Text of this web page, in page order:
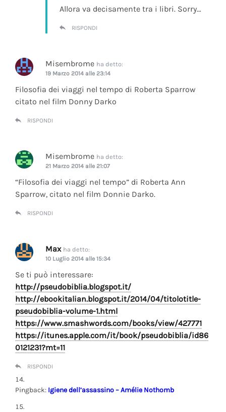
Allora va decisamente tra i libri. Sorry…
RISPONDI
Misembrome ha detto:
19 Marzo 2014 alle 23:14
Filosofia dei viaggi nel tempo di Roberta Sparrow
citato nel film Donny Darko
RISPONDI
Misembrome ha detto:
21 Marzo 2014 alle 21:07
“Filosofia dei viaggi nel tempo” di Roberta Ann
Sparrow, citato nel film Donnie Darko.
RISPONDI
Max ha detto:
10 Luglio 2014 alle 15:34
Se ti può interessare:
http://pseudobiblia.blogspot.it/
http://ebookitalian.blogspot.it/2014/04/titolotitle-
pseudobiblia-volume-1.html
https://www.smashwords.com/books/view/427771
https://itunes.apple.com/it/book/pseudobiblia/id86
0121231?mt=11
RISPONDI
Pingback: Igiene dell’assassino – Amélie Nothomb